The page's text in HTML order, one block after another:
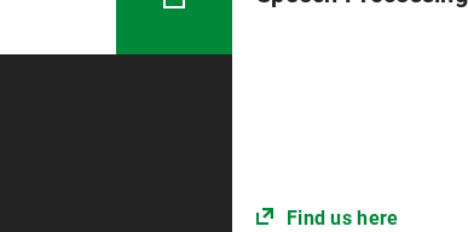
Find us here